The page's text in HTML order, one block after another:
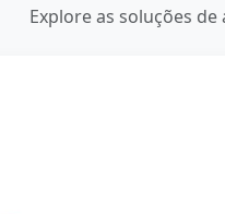
Explore as soluções